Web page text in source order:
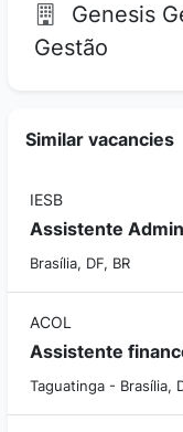
Genesis
Gestão
Similar vacancies
IESB
Brasília, DF, BR
ACOL
Taguatinga - Brasília,